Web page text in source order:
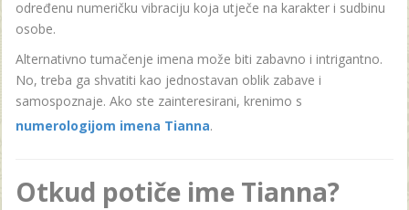
određenu numeričku vibraciju koja utječe na karakter i sudbinu
osobe.
Alternativno tumačenje imena može biti zabavno i intrigantno.
No, treba ga shvatiti kao jednostavan oblik zabave i
samospoznaje. Ako ste zainteresirani, krenimo s
numerologijom imena Tianna.
Otkud potiče ime Tianna?